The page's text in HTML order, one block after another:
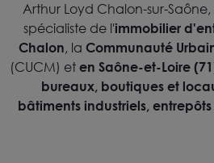
Arthur Loyd Chalon-sur-
spécialiste de l'immobilier
Chalon, la Communauté
(CUCM) et en Saône-et-Loire
bureaux, boutiques et
bâtiments industriels, entrepôts